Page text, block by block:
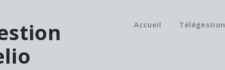
Accueil Télégestion